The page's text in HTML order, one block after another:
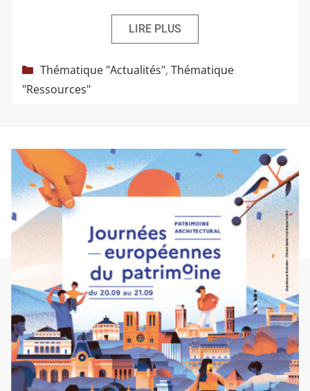
LIRE PLUS
Catégories
Thématique "Actualités", Thématique
"Ressources"